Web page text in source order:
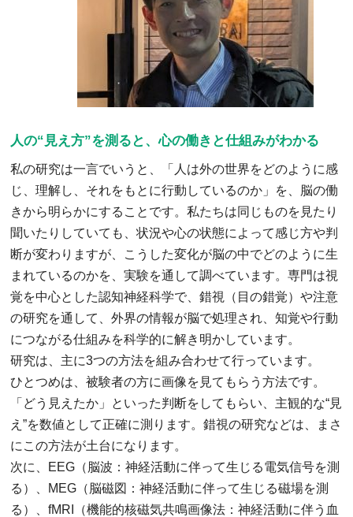
人の“見え方”を測ると、心の働きと仕組みがわかる
私の研究は一言でいうと、「人は外の世界をどのように感
じ、理解し、それをもとに行動しているのか」を、脳の働
きから明らかにすることです。私たちは同じものを見たり
聞いたりしていても、状況や心の状態によって感じ方や判
断が変わりますが、こうした変化が脳の中でどのように生
まれているのかを、実験を通して調べています。専門は視
覚を中心とした認知神経科学で、錯視（目の錯覚）や注意
の研究を通して、外界の情報が脳で処理され、知覚や行動
につながる仕組みを科学的に解き明かしています。
研究は、主に3つの方法を組み合わせて行っています。
ひとつめは、被験者の方に画像を見てもらう方法です。
「どう見えたか」といった判断をしてもらい、主観的な“見
え”を数値として正確に測ります。錯視の研究などは、まさ
にこの方法が土台になります。
次に、EEG（脳波：神経活動に伴って生じる電気信号を測
る）、MEG（脳磁図：神経活動に伴って生じる磁場を測
る）、fMRI（機能的核磁気共鳴画像法：神経活動に伴う血